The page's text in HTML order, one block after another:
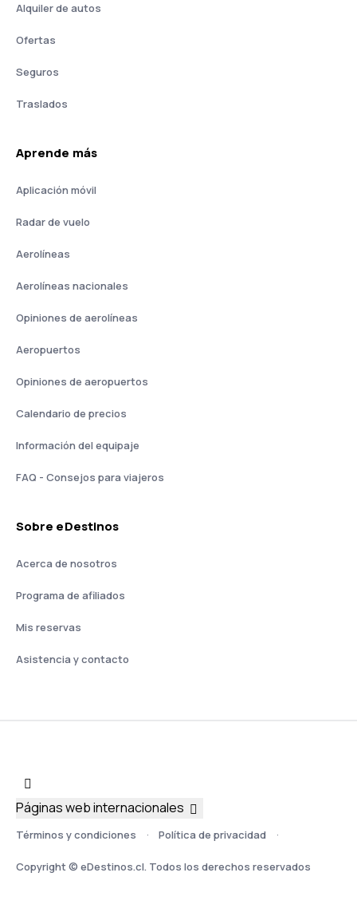
Alquiler de autos
Ofertas
Seguros
Traslados
Aprende más
Aplicación móvil
Radar de vuelo
Aerolíneas
Aerolíneas nacionales
Opiniones de aerolíneas
Aeropuertos
Opiniones de aeropuertos
Calendario de precios
Información del equipaje
FAQ - Consejos para viajeros
Sobre eDestinos
Acerca de nosotros
Programa de afiliados
Mis reservas
Asistencia y contacto
Términos y condiciones Política de privacidad
Copyright © eDestinos.cl. Todos los derechos reservados
Páginas web internacionales